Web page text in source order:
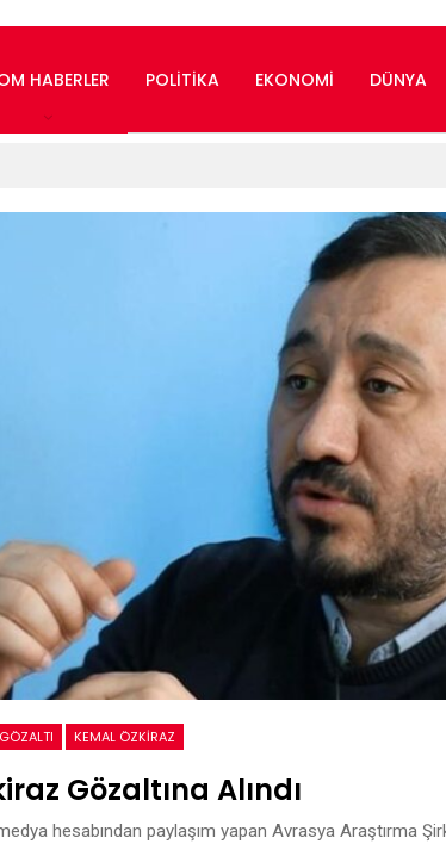
HABERLER POLITIKA EKONOMI DÜNYA
GÖZALTI KEMAL ÖZKIRAZ
Gözaltına Alındı
hesabından paylaşım yapan Avrasya Araştırma